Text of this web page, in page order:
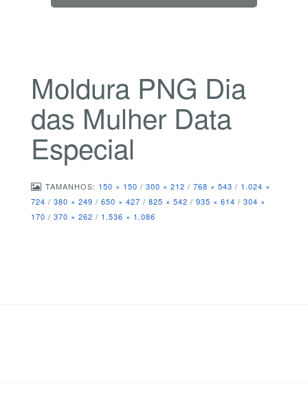
Moldura PNG Dia
das Mulher Data
Especial
TAMANHOS: 150 × 150 / 300 × 212 / 768 × 543 / 1.024 ×
724 / 380 × 249 / 650 × 427 / 825 × 542 / 935 × 614 / 304 ×
170 / 370 × 262 / 1.536 × 1.086